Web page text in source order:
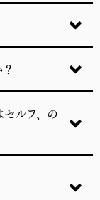
ルフ、の